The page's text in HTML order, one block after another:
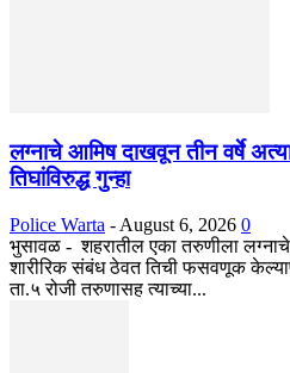
लग्नाचे आमिष दाखवून तीन वर्षे
तिघांविरुद्ध गुन्हा
Police Warta - August 6, 2026 0
भुसावळ - शहरातील एका तरुणीला
शारीरिक संबंध ठेवत तिची फसवणूक
ता.५ रोजी तरुणासह त्याच्या...